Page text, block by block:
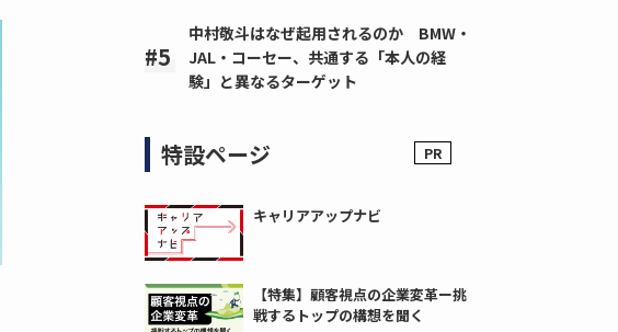
中村敬斗はなぜ起用されるのか BMW・
JAL・コーセー、共通する「本人の経
験」と異なるターゲット
特設ページ
キャリアアップナビ
【特集】顧客視点の企業変革ー挑
戦するトップの構想を聞く